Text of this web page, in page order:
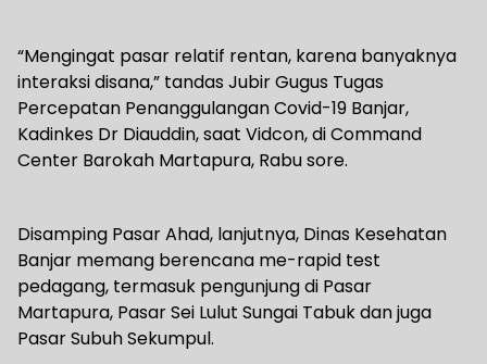
“Mengingat pasar relatif rentan, karena banyaknya
interaksi disana,” tandas Jubir Gugus Tugas
Percepatan Penanggulangan Covid-19 Banjar,
Kadinkes Dr Diauddin, saat Vidcon, di Command
Center Barokah Martapura, Rabu sore.
Disamping Pasar Ahad, lanjutnya, Dinas Kesehatan
Banjar memang berencana me-rapid test
pedagang, termasuk pengunjung di Pasar
Martapura, Pasar Sei Lulut Sungai Tabuk dan juga
Pasar Subuh Sekumpul.